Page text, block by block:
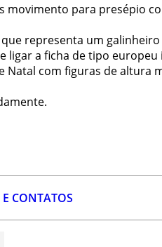
para presépio
representa um
ligar a ficha de tipo europeu
com figuras de altura
CONTATOS